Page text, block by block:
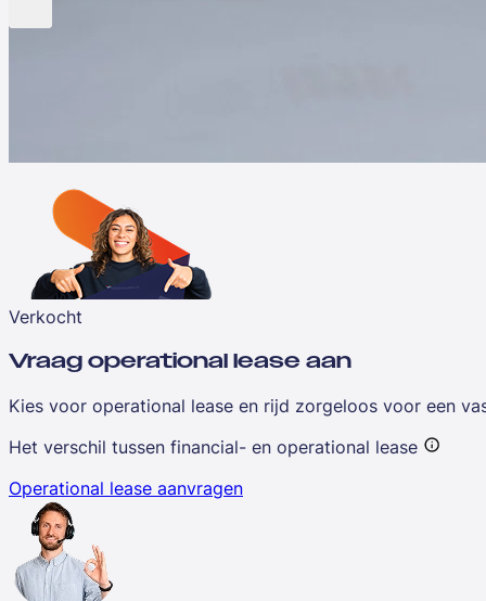
Verkocht
Vraag operational lease aan
Kies voor operational lease en rijd zorgeloos voor een
Het verschil tussen financial- en operational lease
Operational lease aanvragen